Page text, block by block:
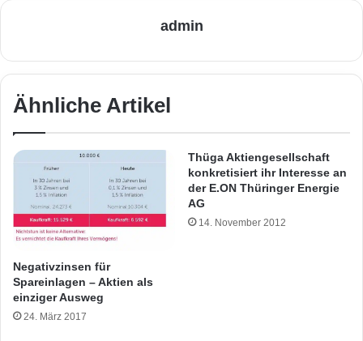
admin
Ähnliche Artikel
Negativzinsen für
Spareinlagen – Aktien als
einziger Ausweg
24. März 2017
Thüga Aktiengesellschaft
konkretisiert ihr Interesse an
der E.ON Thüringer Energie
AG
14. November 2012